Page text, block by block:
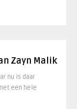
Zayn Malik
nu is daar
een hele